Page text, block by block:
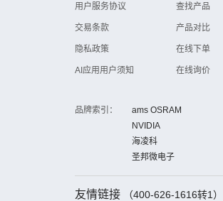
用户服务协议
交易条款
隐私政策
AI应用用户须知
查找产品
产品对比
在线下单
在线询价
品牌索引： ams OSRAM
NVIDIA
海凌科
圣邦微电子
友情链接 （400-626-1616转1）